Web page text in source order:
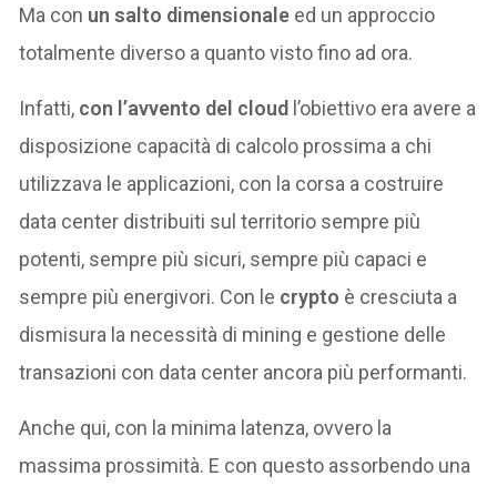
Ma con un salto dimensionale ed un approccio
totalmente diverso a quanto visto fino ad ora.
Infatti, con l’avvento del cloud l’obiettivo era avere a
disposizione capacità di calcolo prossima a chi
utilizzava le applicazioni, con la corsa a costruire
data center distribuiti sul territorio sempre più
potenti, sempre più sicuri, sempre più capaci e
sempre più energivori. Con le crypto è cresciuta a
dismisura la necessità di mining e gestione delle
transazioni con data center ancora più performanti.
Anche qui, con la minima latenza, ovvero la
massima prossimità. E con questo assorbendo una